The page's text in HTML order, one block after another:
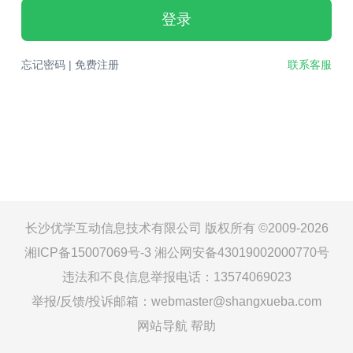
登录
忘记密码| 免费注册 联系客服
长沙优学互动信息技术有限公司 版权所有 ©2009-2026
湘ICP备15007069号-3 湘公网安备43019002000770号
违法和不良信息举报电话：13574069023
举报/反馈/投诉邮箱：webmaster@shangxueba.com
网站导航 帮助